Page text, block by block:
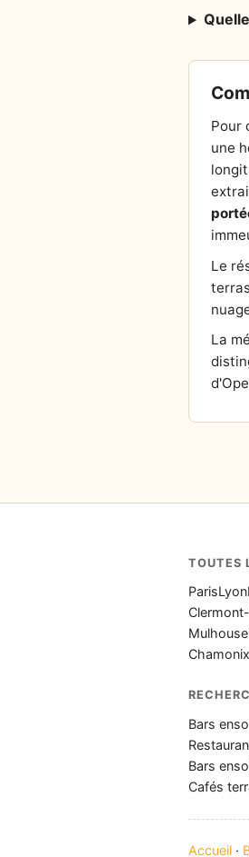
Pour
une
Le
La
TOUTES
ParisLyon
Mulhouse
Bars
Bars
Cafés
Accueil ·